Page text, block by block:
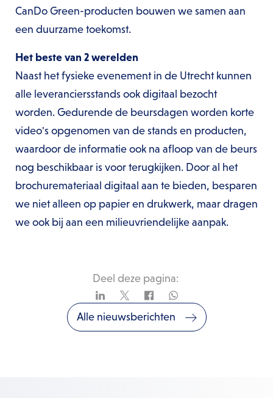
CanDo Green-producten bouwen we samen aan
een duurzame toekomst.
Het beste van 2 werelden
Naast het fysieke evenement in de Utrecht kunnen
alle leveranciersstands ook digitaal bezocht
worden. Gedurende de beursdagen worden korte
video's opgenomen van de stands en producten,
waardoor de informatie ook na afloop van de beurs
nog beschikbaar is voor terugkijken. Door al het
brochuremateriaal digitaal aan te bieden, besparen
we niet alleen op papier en drukwerk, maar dragen
we ook bij aan een milieuvriendelijke aanpak.
Deel deze pagina:
Alle nieuwsberichten